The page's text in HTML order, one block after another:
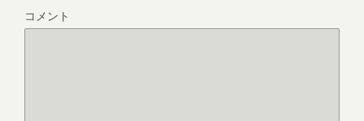
コメント